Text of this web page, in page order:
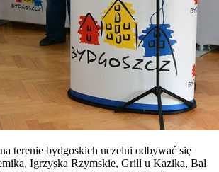
terenie bydgoskich uczelni odbywać się
Igrzyska Rzymskie, Grill u Kazika, Bal